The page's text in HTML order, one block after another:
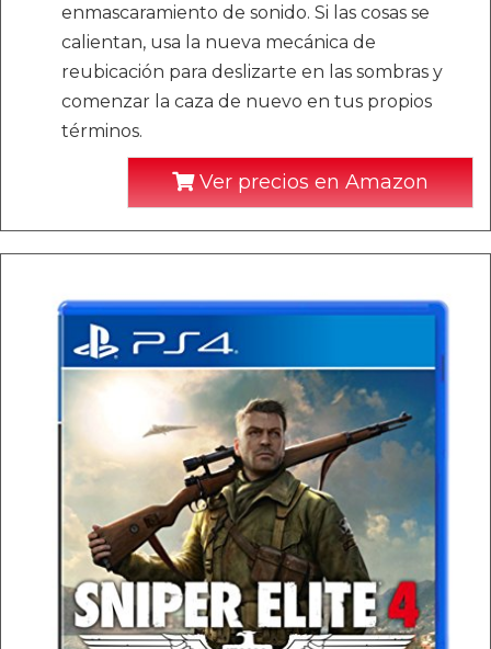
enmascaramiento de sonido. Si las cosas se
calientan, usa la nueva mecánica de
reubicación para deslizarte en las sombras y
comenzar la caza de nuevo en tus propios
términos.
Ver precios en Amazon